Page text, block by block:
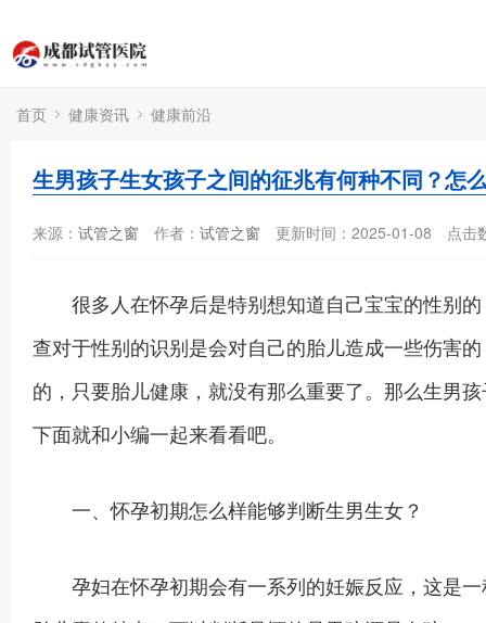
首页 健康资讯 健康前沿
生男孩子生女孩子之间的征兆有何种不同？怎
来源： 试管之窗 作者： 试管之窗 更新时间：2025-01-08 点击
很多人在怀孕后是特别想知道自己宝宝的性别的
查对于性别的识别是会对自己的胎儿造成一些伤害
的，只要胎儿健康，就没有那么重要了。那么生男
下面就和小编一起来看看吧。
一、怀孕初期怎么样能够判断生男生女？
孕妇在怀孕初期会有一系列的妊娠反应，这是一